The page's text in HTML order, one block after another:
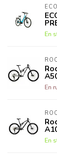
En
En
En